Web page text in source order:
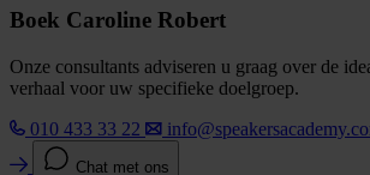
Boek Caroline Robert
Onze consultants adviseren u graag over de
verhaal voor uw specifieke doelgroep.
010 433 33 22
Chat met ons